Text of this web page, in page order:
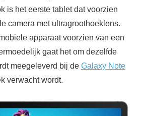
is het eerste tablet dat voorzien
camera met ultragroothoeklens.
apparaat voorzien van een
gaat het om dezelfde
meegeleverd bij de Galaxy Note
verwacht wordt.